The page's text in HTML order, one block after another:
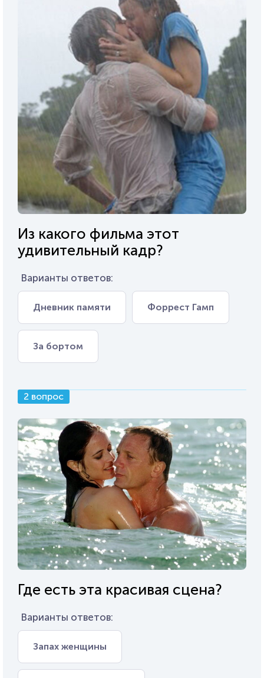
Из какого фильма этот
удивительный кадр?
Варианты ответов:
Дневник памяти Форрест Гамп
За бортом
2 вопрос
Где есть эта красивая сцена?
Варианты ответов:
Запах женщины